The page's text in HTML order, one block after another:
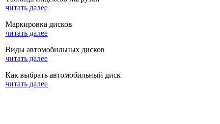
читать далее
Маркировка дисков
читать далее
Виды автомобильных дисков
читать далее
Как выбрать автомобильный диск
читать далее